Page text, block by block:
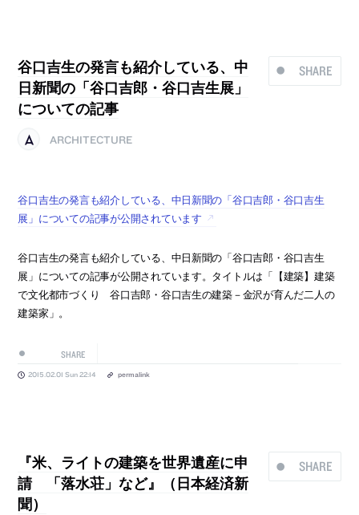
SHARE
谷口吉生の発言も紹介している、中
日新聞の「谷口吉郎・谷口吉生展」
についての記事
ARCHITECTURE
谷口吉生の発言も紹介している、中日新聞の「谷口吉郎・谷口吉生
展」についての記事が公開されています
谷口吉生の発言も紹介している、中日新聞の「谷口吉郎・谷口吉生
展」についての記事が公開されています。タイトルは「【建築】建築
で文化都市づくり 谷口吉郎・谷口吉生の建築－金沢が育んだ二人の
建築家」。
SHARE
2015.02.01 Sun 22:14 permalink
SHARE
『米、ライトの建築を世界遺産に申
請 「落水荘」など』（日本経済新
聞）